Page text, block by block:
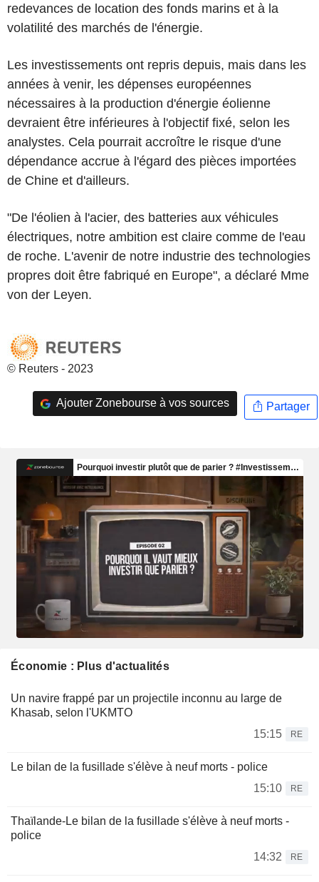
redevances de location des fonds marins et à la
volatilité des marchés de l'énergie.
Les investissements ont repris depuis, mais dans les
années à venir, les dépenses européennes
nécessaires à la production d'énergie éolienne
devraient être inférieures à l'objectif fixé, selon les
analystes. Cela pourrait accroître le risque d'une
dépendance accrue à l'égard des pièces importées
de Chine et d'ailleurs.
"De l'éolien à l'acier, des batteries aux véhicules
électriques, notre ambition est claire comme de l'eau
de roche. L'avenir de notre industrie des technologies
propres doit être fabriqué en Europe", a déclaré Mme
von der Leyen.
© Reuters - 2023
Ajouter Zonebourse à vos sources Partager
Économie : Plus d'actualités
Un navire frappé par un projectile inconnu au large de
Khasab, selon l'UKMTO
15:15
RE
Le bilan de la fusillade s'élève à neuf morts - police
15:10
RE
Thaïlande-Le bilan de la fusillade s'élève à neuf morts -
police
14:32
RE